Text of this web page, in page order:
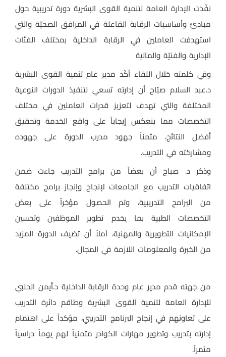
نفّذت الإدارة العامة لتنمية القوى البشرية دورة تدريبية حول
مبادئ وأساسيات الرقابة الفاعلة في المرافق الصحيّة والتي
استهدفت العاملين في الرقابة الداخلية بمختلف الفئات
الإدارية والفنيّة والمالية
وفي كلمته خلال اللقاء أكّد مدير عام تنمية القوى البشرية
د.عبد السلام صبّاح أن إدارته تسعي لتنفيذ الدورات النوعية
المختلفة والتي تهدف لتعزيز قدرات العاملين في مختلف
التخصصات مما ينعكس إيجاباً على واقع الخدمة وتحقيق
أفضل النتائج، مثمناً جهود مدرب الدورة على جهوده
ومشاركته في التدريب.
وذكر د. صباح أن بعضاً من برامج التدريب جاءت ضمن
اتفاقيات التدريب مع الجامعات لإنجاح وإنجاز برامج مختلفة
من البرامج التدريبية، وتم الحصول مؤخراً على بعض
التخصصات الطبية بما يخدم تطوير الموظفين وتحسين
الإمكانيات التطويرية والمهنية، آملاً أن تضيف الدورة المزيد
من الخبرة والمعلومات اللازمة في المجال.
من جهته قدم مدير عام وحدة الرقابة الداخلية د.أيمن الحلبي
للإدارة العامة لتنمية القوى البشرية وطاقم دائرة التدريب
على تعاونهم في إنجاح البرنامج التدريبي، مؤكداً على اهتمام
إدارته بتدريب وتطوير مهارات الكوادر متمنياً لهم يوماً دراسياً
مثمراً.